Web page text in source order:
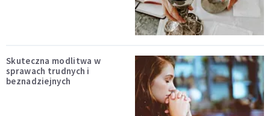
Skuteczna modlitwa w
sprawach trudnych i
beznadziejnych